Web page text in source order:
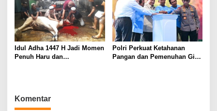
Idul Adha 1447 H Jadi Momen
Penuh Haru dan
Polri Perkuat Ketahanan
Pangan dan Pemenuhan Gizi
Komentar